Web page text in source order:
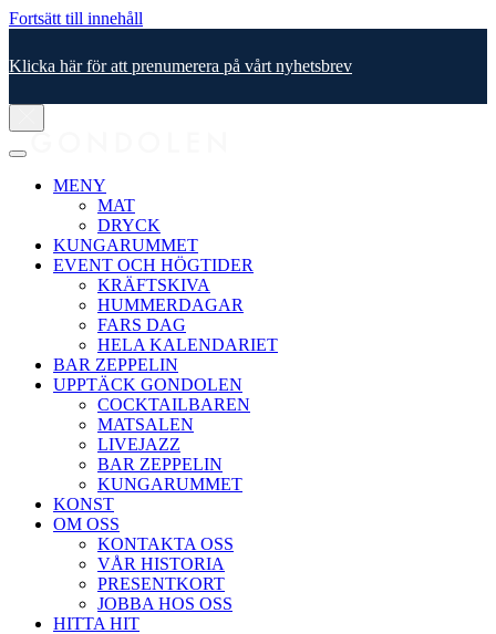
Fortsätt till innehåll
Klicka här för att prenumerera på vårt nyhetsbrev
MENY
MAT
DRYCK
KUNGARUMMET
EVENT OCH HÖGTIDER
KRÄFTSKIVA
HUMMERDAGAR
FARS DAG
HELA KALENDARIET
BAR ZEPPELIN
UPPTÄCK GONDOLEN
COCKTAILBAREN
MATSALEN
LIVEJAZZ
BAR ZEPPELIN
KUNGARUMMET
KONST
OM OSS
KONTAKTA OSS
VÅR HISTORIA
PRESENTKORT
JOBBA HOS OSS
HITTA HIT